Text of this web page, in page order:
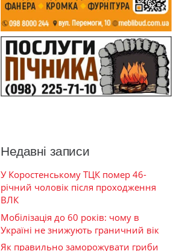
Недавні записи
У Коростенському ТЦК помер 46-
річний чоловік після проходження
ВЛК
Мобілізація до 60 років: чому в
Україні не знижують граничний вік
Як правильно заморожувати гриби